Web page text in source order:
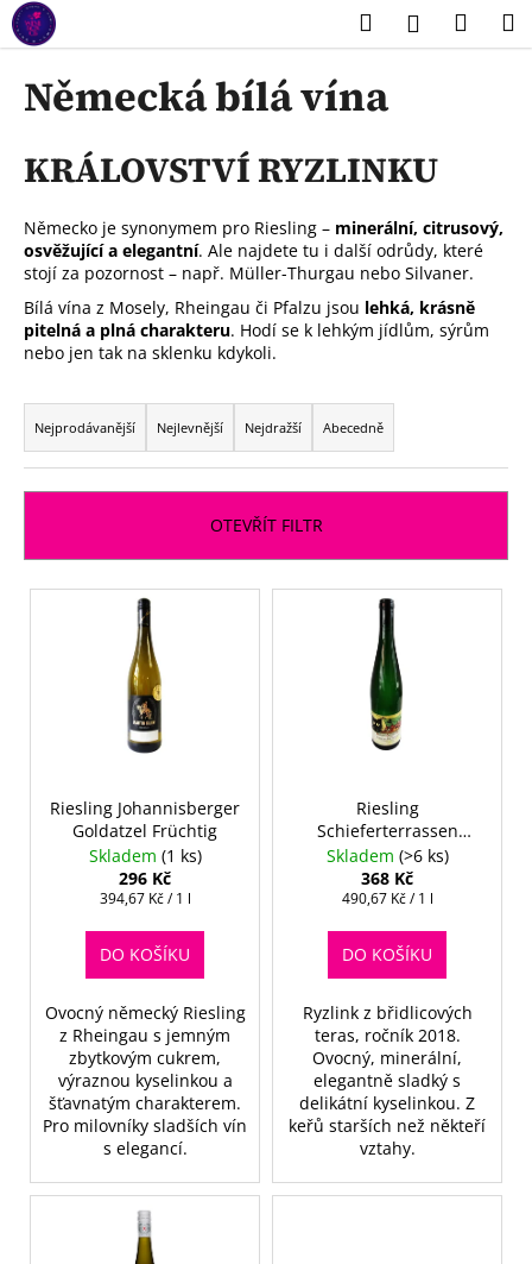
Přejít
na
obsah
HledatPřihlášení
Německá bílá vína
KRÁLOVSTVÍ RYZLINKU
Německo je synonymem pro Riesling – minerální, citrusový,
osvěžující a elegantní. Ale najdete tu i další odrůdy, které
stojí za pozornost – např. Müller-Thurgau nebo Silvaner.
Bílá vína z Mosely, Rheingau či Pfalzu jsou lehká, krásně
pitelná a plná charakteru. Hodí se k lehkým jídlům, sýrům
nebo jen tak na sklenku kdykoli.
Ř
a
z
e
í
p
Nejprodávanější Nejlevnější Nejdražší Abecedně
OTEVŘÍT FILTR
V
Riesling Johannisberger
Goldatzel Früchtig
Skladem (1 ks)
296 Kč
Měrná
394,67 Kč / 1 l
DO KOŠÍKU
Ovocný německý Riesling
z Rheingau s jemným
zbytkovým cukrem,
výraznou kyselinkou a
šťavnatým charakterem.
Pro milovníky sladších vín
s elegancí.
Riesling
Schieferterrassen
Spätlese 2018 - Alte
Reben
Skladem (>6 ks)
368 Kč
Měrná
490,67 Kč / 1 l
DO KOŠÍKU
Ryzlink z břidlicových
teras, ročník 2018.
Ovocný, minerální,
elegantně sladký s
delikátní kyselinkou. Z
keřů starších než někteří
vztahy.
K
o
o
p
o
t
ř
e
b
j
e
t
e
a
j
HLEDAT
m
e